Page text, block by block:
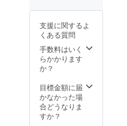
い方が
いらっ
しゃい
ました
ら、備
考欄に
入くだ
さい。
月分の
告書の
受け取
りをご
希望さ
れる
たは②
本プロ
ジェク
トへの
支援金
が2021
年2月頃
となり
ますた
め、リ
の発送
は2022
年2～3
月頃と
あしな
会に提
供のう
え、あ
しなが
育英会
「年間
活動報
告書」
と「寄
支援に関するよ
くある質問
手数料はいく
らかかります
か？
目標金額に届
かなかった場
合どうなりま
すか？